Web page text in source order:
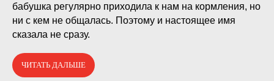
бабушка регулярно приходила к нам на кормления, но
ни с кем не общалась. Поэтому и настоящее имя
сказала не сразу.
ЧИТАТЬ ДАЛЬШЕ